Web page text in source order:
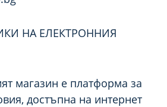
НА ЕЛЕКТРОННИЯ
магазин e платформа за
достъпна на интернет